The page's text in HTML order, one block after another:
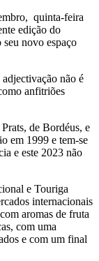
quinta-feira
edição do
novo espaço
não é
anfitriões
de Bordéus, e
em 1999 e tem-se
e este 2023 não
e Touriga
internacionais
aromas de fruta
com uma
e com um final